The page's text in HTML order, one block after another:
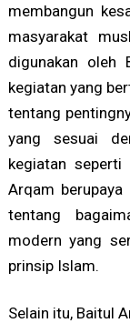
membangun
masyarakat
digunakan oleh
kegiatan yang
tentang
yang sesuai
kegiatan seperti
Arqam
tentang
modern yang
prinsip Islam.
Selain itu, Baitul